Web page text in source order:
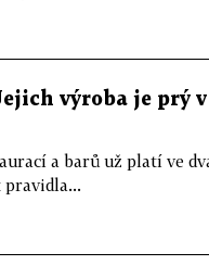
výroba je prý
a barů už platí ve